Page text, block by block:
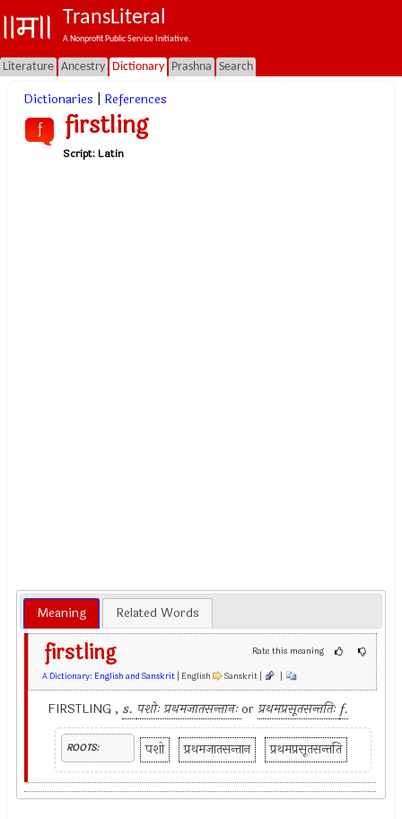
TransLiteral
A Nonprofit Public Service Initiative.
Literature Ancestry Dictionary Prashna Search
Dictionaries References
f firstling
Script:Latin
Meaning Related Words
Rate this meaning
firstling
A Dictionary: English and Sanskrit | English Sanskrit | |
FIRSTLING , s. पशोः प्रथमजातसन्तानःor प्रथमप्रसूतसन्ततिः f.
ROOTS: पशो प्रथमजातसन्तान प्रथमप्रसूतसन्तति